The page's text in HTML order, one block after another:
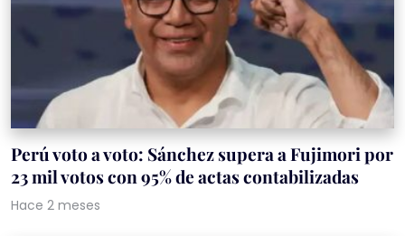
Perú voto a voto: Sánchez supera a Fujimori por
23 mil votos con 95% de actas contabilizadas
Hace 2 meses